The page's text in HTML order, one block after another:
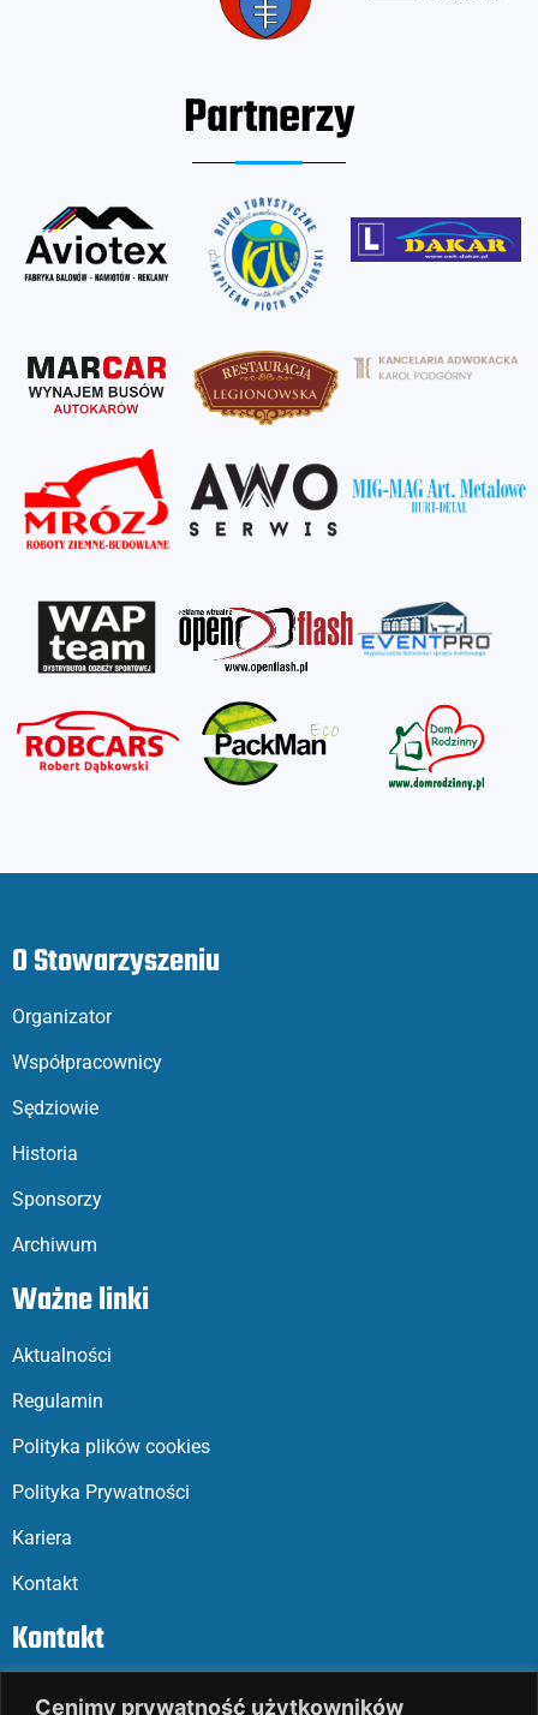
Cenimy prywatność użytkowników
Partnerzy
O Stowarzyszeniu
Organizator
Współpracownicy
Sędziowie
Historia
Sponsorzy
Archiwum
Ważne linki
Aktualności
Regulamin
Polityka plików cookies
Polityka Prywatności
Kariera
Kontakt
Kontakt
ul. Parkowa 27